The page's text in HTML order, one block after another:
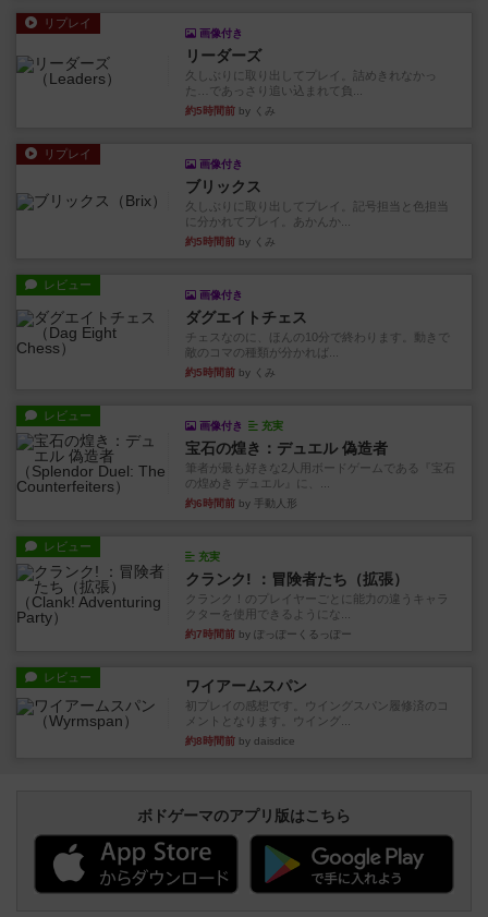
リプレイ
画像付き
リーダーズ
久しぶりに取り出してプレイ。詰めきれなかっ
た…であっさり追い込まれて負...
約5時間前 by くみ
リプレイ
画像付き
ブリックス
久しぶりに取り出してプレイ。記号担当と色担当
に分かれてプレイ。あかんか...
約5時間前 by くみ
レビュー
画像付き
ダグエイトチェス
チェスなのに、ほんの10分で終わります。動きで
敵のコマの種類が分かれば...
約5時間前 by くみ
レビュー
画像付き 充実
宝石の煌き：デュエル 偽造者
筆者が最も好きな2人用ボードゲームである『宝石
の煌めき デュエル』に、...
約6時間前 by 手動人形
レビュー
充実
クランク! ：冒険者たち（拡張）
クランク！のプレイヤーごとに能力の違うキャラ
クターを使用できるようにな...
約7時間前 by ぽっぽーくるっぽー
レビュー ワイアームスパン
初プレイの感想です。ウイングスパン履修済のコ
メントとなります。ウイング...
約8時間前 by daisdice
ボドゲーマのアプリ版はこちら